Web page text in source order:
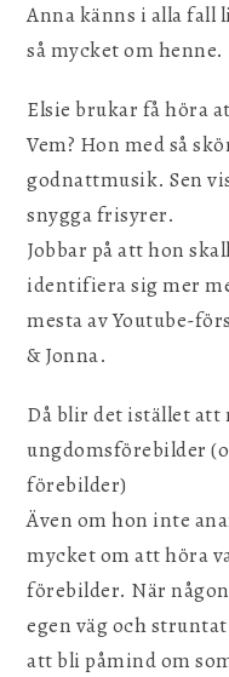
Anna känns i alla fall
så mycket om henne.
Elsie brukar få höra
Vem? Hon med så
godnattmusik. Sen
snygga frisyrer.
Jobbar på att hon
identifiera sig mer
mesta av Youtube-
& Jonna.
Då blir det istället att
ungdomsförebilder
förebilder)
Även om hon inte
mycket om att höra
förebilder. När
egen väg och
att bli påmind om